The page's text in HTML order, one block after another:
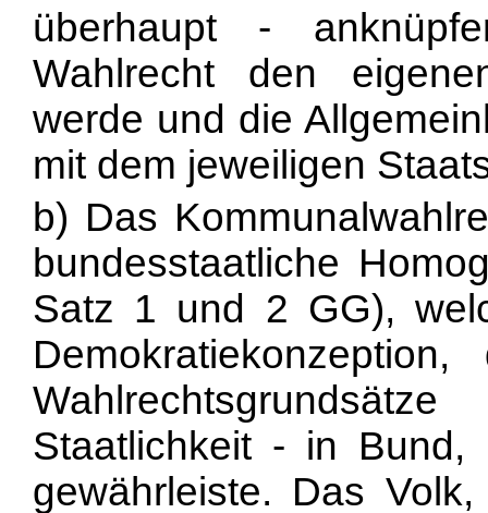
überhaupt -
Wahlrecht den
werde und die
mit dem jeweiligen
b) Das
bundesstaatliche
Satz 1 und 2 GG),
Staatlichkeit - in
gewährleiste. Das